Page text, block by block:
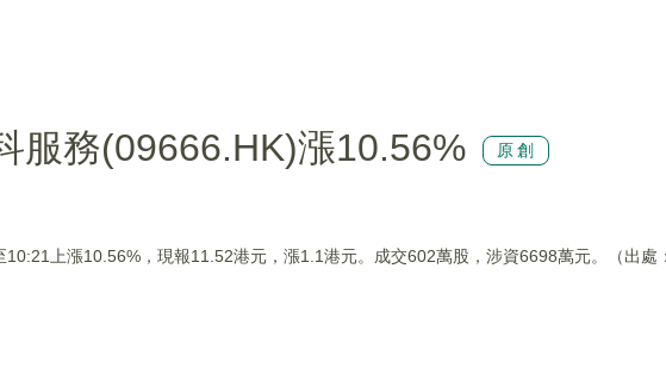
服務(09666.HK)漲10.56% 原創
10:21上漲10.56%，現報11.52港元，漲1.1港元。成交602萬股，涉資6698萬元。（出處